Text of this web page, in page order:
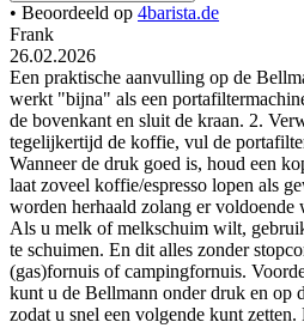
• Beoordeeld op 4barista.de
Frank
26.02.2026
Een praktische aanvulling op de
werkt "bijna" als een
de bovenkant en sluit de kraan. 2.
tegelijkertijd de koffie, vul de
Wanneer de druk goed is, houd een
laat zoveel koffie/espresso lopen als
worden herhaald zolang er
Als u melk of melkschuim wilt,
te schuimen. En dit alles zonder
(gas)fornuis of campingfornuis.
kunt u de Bellmann onder druk en op
zodat u snel een volgende kunt